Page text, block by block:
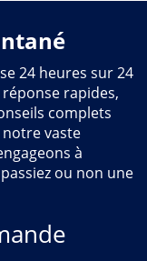
24 heures sur 24
rapides,
complets
vaste
à
ou non une